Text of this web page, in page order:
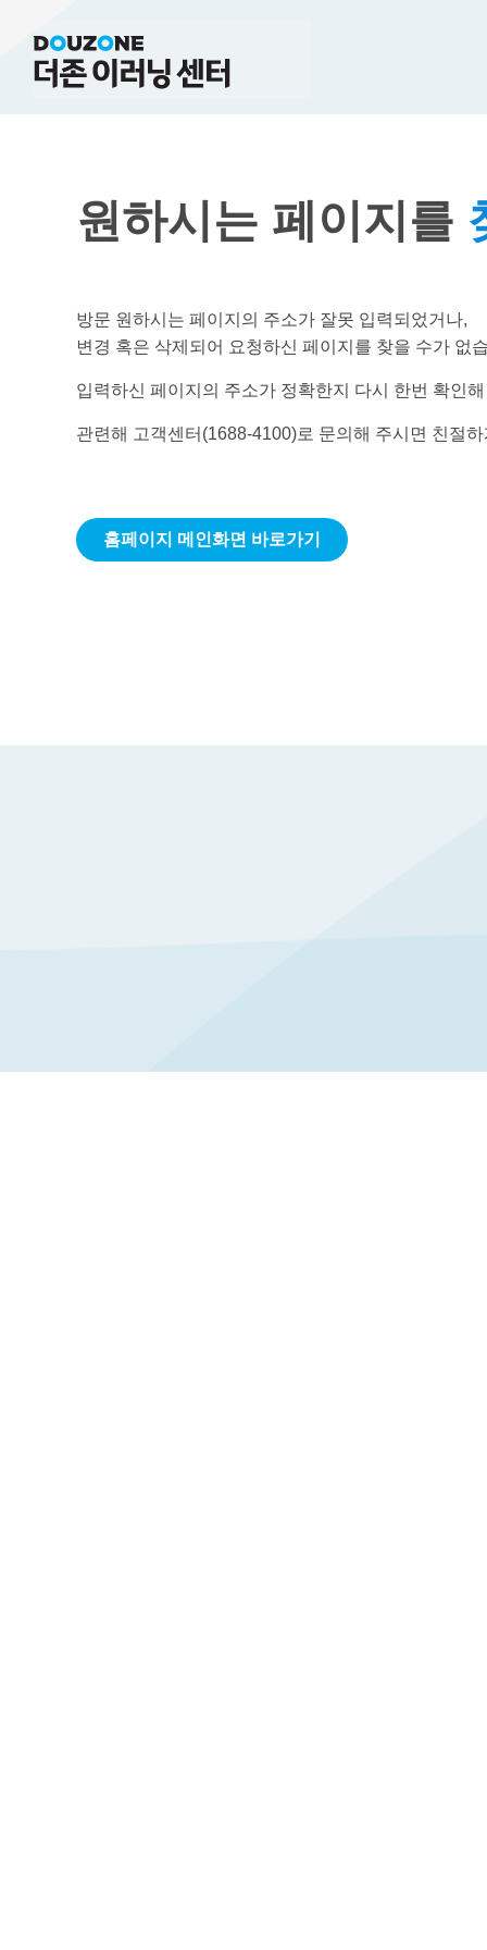
원하시는 페이지를
방문 원하시는 페이지의 주소가 잘못 입력되었거나,
변경 혹은 삭제되어 요청하신 페이지를 찾을 수가 없
입력하신 페이지의 주소가 정확한지 다시 한번 확인
관련해 고객센터(1688-4100)로 문의해 주시면 친절
홈페이지 메인화면 바로가기